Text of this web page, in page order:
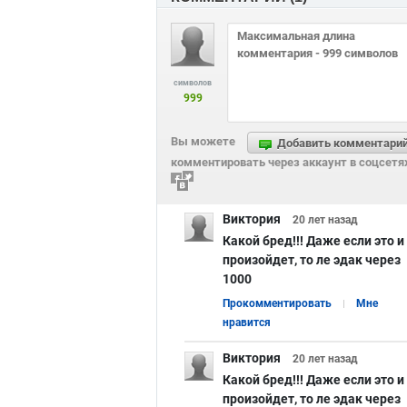
символов
999
Добавить
Вы можете
комментировать через аккаунт в
Виктория 20 лет назад
Какой бред!!! Даже если это и
произойдет, то ле эдак через
1000
Прокомментировать
Мне
нравится
Виктория 20 лет назад
Какой бред!!! Даже если это и
произойдет, то ле эдак через